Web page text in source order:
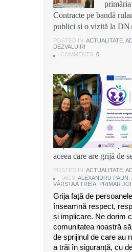
Contracte pe bandă
publici și o vizită la
POSTED IN: ACTUALITATE
DEZVALUIRI
COMMENTS: 0
Contracte pe bandă
publici și o vizită la
POSTED IN: ACTUALITATE
DEZVALUIRI
COMMENTS: 0
Contracte pe bandă
publici și o vizită la
POSTED IN: ACTUALITATE
DEZVALUIRI
COMMENTS: 0
Alexandru Păun,
Joița: O comunitate
aceea care are grijă de
POSTED IN: ACTUALITATE
TAGS: ALEXANDRU PĂUN
VÂRSTA A TREIA PRIMAR
Grija față de
înseamnă respect,
și implicare. Ne dorim
comunitatea noastră
de sprijinul de care au
a trăi în siguranță, cu